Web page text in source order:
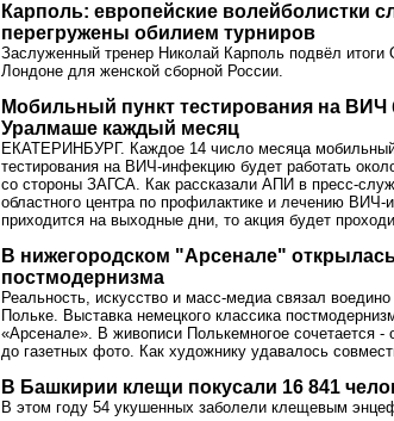
Карполь: европейские волейболистки
перегружены обилием турниров
Заслуженный тренер Николай Карполь подвёл итоги
Лондоне для женской сборной России.
Мобильный пункт тестирования на ВИЧ
Уралмаше каждый месяц
ЕКАТЕРИНБУРГ. Каждое 14 число месяца мобильный
тестирования на ВИЧ-инфекцию будет работать
со стороны ЗАГСА. Как рассказали АПИ в пресс-
областного центра по профилактике и лечению
приходится на выходные дни, то акция будет
В нижегородском "Арсенале"
постмодернизма
Реальность, искусство и масс-медиа связал
Польке. Выставка немецкого классика
«Арсенале». В живописи Полькемногое сочетается -
до газетных фото. Как художнику удавалось
В Башкирии клещи покусали 16 841
В этом году 54 укушенных заболели клещевым